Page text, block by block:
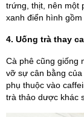
trứng, thịt, nên một
xanh điển hình
4. Uống trà thay
Cà phê cũng giống
vỡ sự cân bằng
phụ thuộc vào
trà thảo dược khác